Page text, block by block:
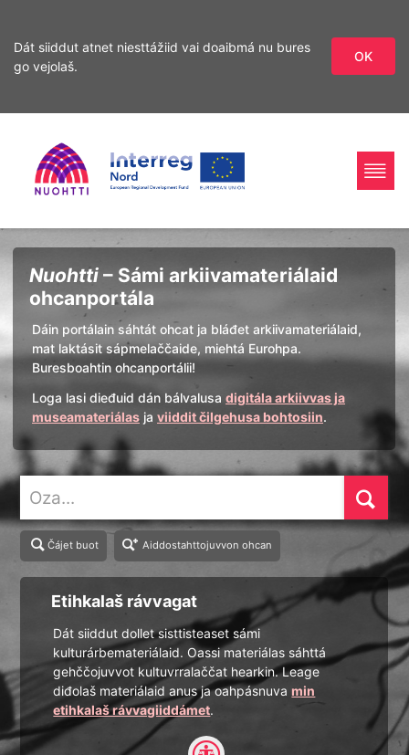
Dát siiddut atnet niesttážiid vai doaibmá nu bures
go vejolaš.
OK
ohcamii
sisdollui
Home
Page
Interreg
Nord
Ohcan
Nuohtti – Sámi arkiivamateriálaid
ohcanportála
Dáin portálain sáhtát ohcat ja bláđet arkiivamateriálaid,
mat laktásit sápmelaččaide, miehtá Eurohpa.
Buresboahtin ohcanportálii!
Loga lasi dieđuid dán bálvalusa digitála arkiivvas ja
museamateriálas ja viiddit čilgehusa bohtosiin.
Čájet buot Aiddostahttojuvvon ohcan
Etihkalaš rávvagat
Dát siiddut dollet sisttisteaset sámi
kulturárbemateriálaid. Oassi materiálas sáhttá
gehččojuvvot kultuvrralaččat hearkin. Leage
diđolaš materiálaid anus ja oahpásnuvamin
etihkalaš rávvagiiddámet.